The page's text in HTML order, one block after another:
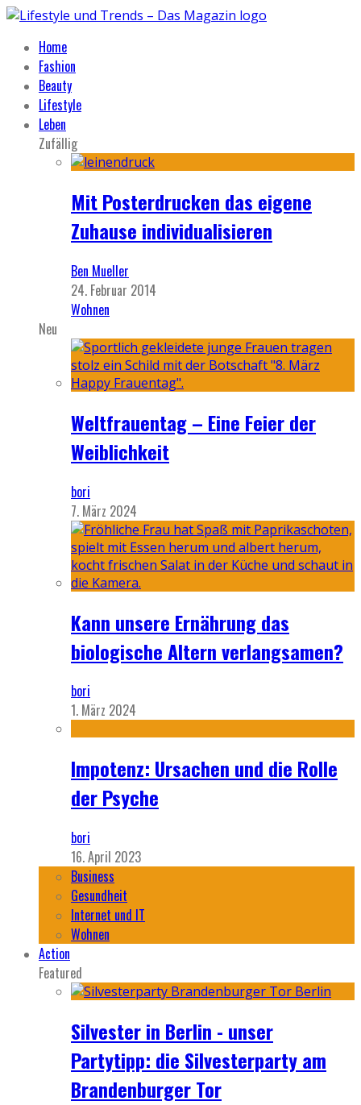
Home
Fashion
Beauty
Lifestyle
Leben
Zufällig
Mit Posterdrucken das eigene
Zuhause individualisieren
Ben Mueller
24. Februar 2014
Wohnen
Neu
Weltfrauentag – Eine Feier der
Weiblichkeit
bori
7. März 2024
Kann unsere Ernährung das
biologische Altern verlangsamen?
bori
1. März 2024
Impotenz: Ursachen und die Rolle
der Psyche
bori
16. April 2023
Business
Gesundheit
Internet und IT
Wohnen
Action
Featured
Silvester in Berlin - unser
Partytipp: die Silvesterparty am
Brandenburger Tor